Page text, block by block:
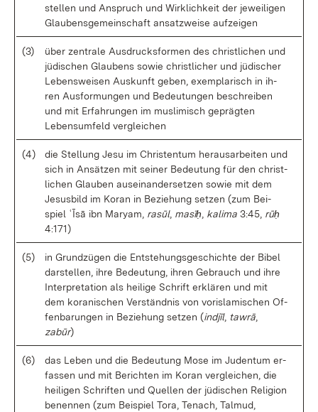
stel­len und An­spruch und Wirk­lich­keit der je­wei­li­gen
Glau­bens­ge­mein­schaft an­satz­wei­se auf­zei­gen
(3)
über zen­tra­le Aus­drucks­for­men des christ­li­chen und
jü­di­schen Glau­bens so­wie christ­li­cher und jü­di­scher
Le­bens­wei­sen Aus­kunft ge­ben, ex­em­pla­risch in ih­
ren Aus­for­mun­gen und Be­deu­tun­gen be­schrei­ben
und mit Er­fah­run­gen im mus­li­misch ge­präg­ten
Lebens­um­feld ver­glei­chen
(4)
die Stel­lung Je­su im Chris­ten­tum her­aus­ar­bei­ten und
sich in An­sät­zen mit sei­ner Be­deu­tung für den christ­
li­chen Glau­ben aus­ein­an­der­set­zen so­wie mit dem
Je­sus­bild im Ko­ran in Be­zie­hung set­zen (zum Bei­
spiel ʿĪsā ibn Ma­ryam, rasūl, masīḥ ka­li­ma 3:45, rūḥ
4:171)
(5)
in Grund­zü­gen die Ent­ste­hungs­ge­schich­te der Bi­bel
dar­stel­len, ih­re Be­deu­tung, ih­ren Ge­brauch und ih­re
In­ter­pre­ta­ti­on als hei­li­ge Schrift er­klä­ren und mit
dem ko­ra­ni­schen Ver­ständ­nis von voris­la­mi­schen Of­
fen­ba­run­gen in Be­zie­hung set­zen (ind­jīl, ta­wrā
zabūr)
(6)
das Le­ben und die Be­deu­tung Mo­se im Ju­den­tum er­
fas­sen und mit Be­rich­ten im Ko­ran ver­glei­chen, die
hei­li­gen Schrif­ten und Quel­len der jü­di­schen Re­li­gi­on
be­nen­nen (zum Bei­spiel To­ra, Te­nach, Tal­mud,